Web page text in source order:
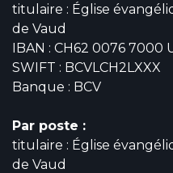
titulaire : Église
de Vaud
IBAN : CH62 0076 7000
SWIFT : BCVLCH2LXXX
Banque : BCV
Par poste :
titulaire : Église
de Vaud